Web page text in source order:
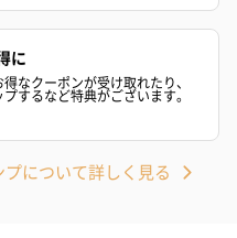
に
なクーポンが受け取れたり、
するなど特典がございます。
プについて詳しく見る